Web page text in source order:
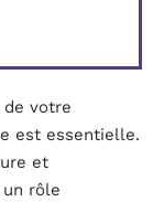
de votre
est essentielle.
et
rôle